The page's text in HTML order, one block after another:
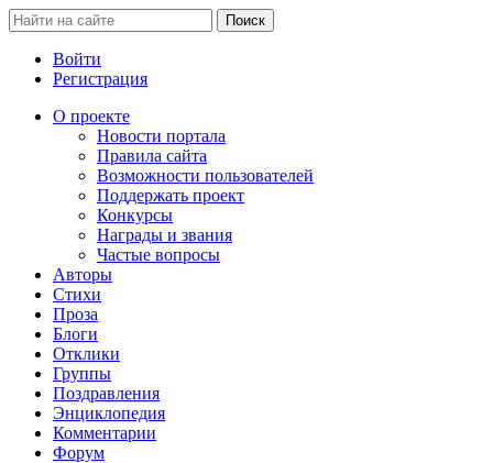
Войти
Регистрация
О проекте
Новости портала
Правила сайта
Возможности пользователей
Поддержать проект
Конкурсы
Награды и звания
Частые вопросы
Авторы
Стихи
Проза
Блоги
Отклики
Группы
Поздравления
Энциклопедия
Комментарии
Форум